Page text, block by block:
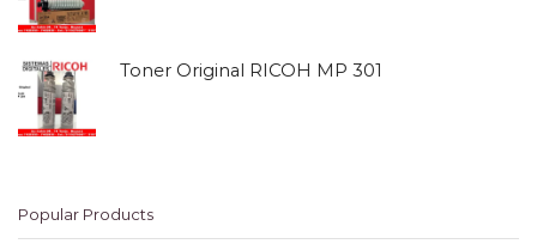
Toner Original RICOH MP 301
Popular Products